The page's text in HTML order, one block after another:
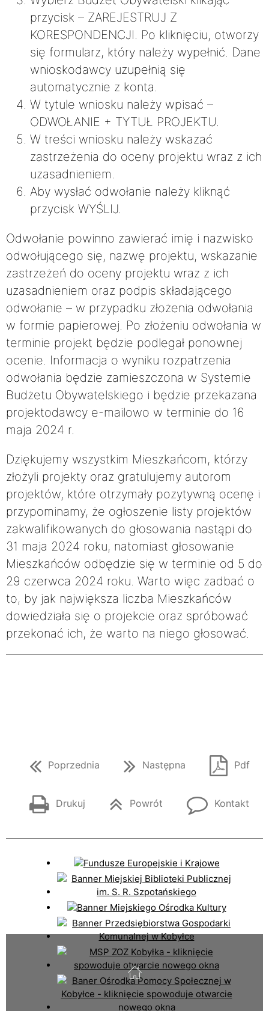
przycisk – ZAREJESTRUJ Z
KORESPONDENCJI. Po kliknięciu, otworzy
się formularz, który należy wypełnić. Dane
wnioskodawcy uzupełnią się
automatycznie z konta.
W tytule wniosku należy wpisać –
ODWOŁANIE + TYTUŁ PROJEKTU.
W treści wniosku należy wskazać
zastrzeżenia do oceny projektu wraz z ich
uzasadnieniem.
Aby wysłać odwołanie należy kliknąć
przycisk WYŚLIJ.
Odwołanie powinno zawierać imię i nazwisko
odwołującego się, nazwę projektu, wskazanie
zastrzeżeń do oceny projektu wraz z ich
uzasadnieniem oraz podpis składającego
odwołanie – w przypadku złożenia odwołania
w formie papierowej. Po złożeniu odwołania w
terminie projekt będzie podlegał ponownej
ocenie. Informacja o wyniku rozpatrzenia
odwołania będzie zamieszczona w Systemie
Budżetu Obywatelskiego i będzie przekazana
projektodawcy e-mailowo w terminie do 16
maja 2024 r.
Dziękujemy wszystkim Mieszkańcom, którzy
złożyli projekty oraz gratulujemy autorom
projektów, które otrzymały pozytywną ocenę i
przypominamy, że ogłoszenie listy projektów
zakwalifikowanych do głosowania nastąpi do
31 maja 2024 roku, natomiast głosowanie
Mieszkańców odbędzie się w terminie od 5 do
29 czerwca 2024 roku. Warto więc zadbać o
to, by jak największa liczba Mieszkańców
dowiedziała się o projekcie oraz spróbować
przekonać ich, że warto na niego głosować.
Poprzednia Następna Pdf
Drukuj Powrót Kontakt